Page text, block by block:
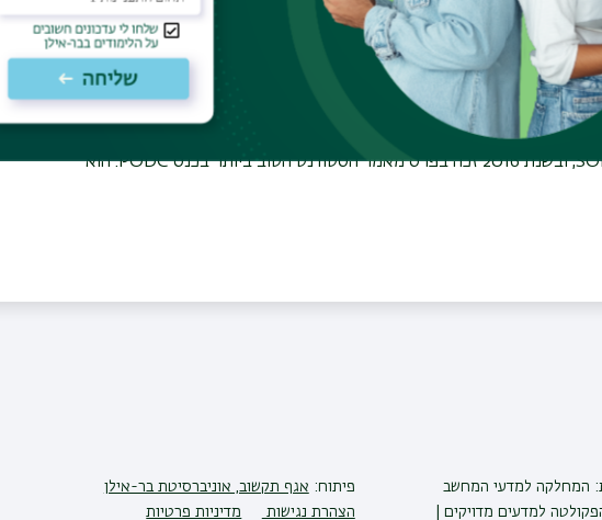
בר-אילן. הוא השלים את הדוקטורט שלו באוניברסיטת
שני מנחים, ולאחר מכן ביצע מחקר פוסט-דוקטורט באוניברסיטת
המחשב התיאורטיים, בהם STOC, FOCS ו-SODA, ובשנת 2016 זכה בפרס מאמר הסטודנט הטוב ביותר בכנס PODC. הוא
המחלקה למדעי המחשב
למדעים מדויקים |
פיתוח: אגף תקשוב, אוניברסיטת בר-אילן
הצהרת נגישות
מדיניות פרטיות